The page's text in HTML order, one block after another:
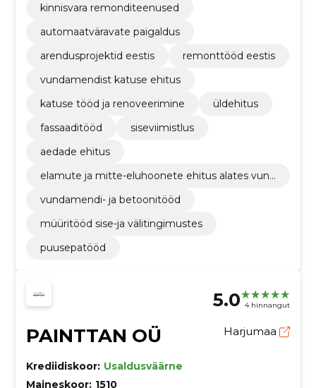
kinnisvara remonditeenused
automaatväravate paigaldus
arendusprojektid eestis
remonttööd eestis
vundamendist katuse ehitus
katuse tööd ja renoveerimine
üldehitus
fassaaditööd
siseviimistlus
aedade ehitus
elamute ja mitte-eluhoonete ehitus alates vund
vundamendi- ja betoonitööd
müüritööd sise-ja välitingimustes
puusepatööd
5.0 4 hinnangut
PAINTTAN OÜ Harjumaa
Krediidiskoor: Usaldusväärne
Maineskoor: 1510